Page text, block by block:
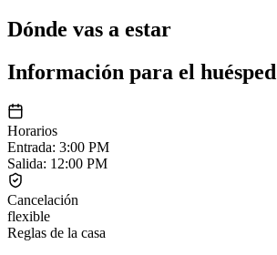
Dónde vas a estar
Información para el huésped
Horarios
Entrada: 3:00 PM
Salida: 12:00 PM
Cancelación
flexible
Reglas de la casa